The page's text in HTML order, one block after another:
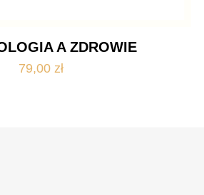
A ZDROWIE
79,00 zł